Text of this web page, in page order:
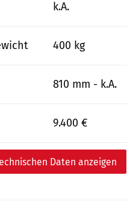
k.A.
400 kg
810 mm - k.A.
9.400 €
Daten anzeigen